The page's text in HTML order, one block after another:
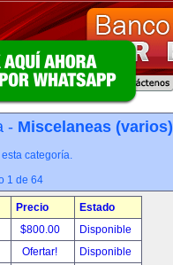
- Miscelaneas (varios)
categoría.
1 de 64
Precio
Estado
$800.00
Disponible
Ofertar!
Disponible